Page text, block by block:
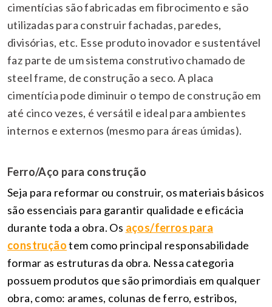
cimentícias são fabricadas em fibrocimento e são
utilizadas para construir fachadas, paredes,
divisórias, etc. Esse produto inovador e sustentável
faz parte de um sistema construtivo chamado de
steel frame, de construção a seco. A placa
cimentícia pode diminuir o tempo de construção em
até cinco vezes, é versátil e ideal para ambientes
internos e externos (mesmo para áreas úmidas).
Ferro/Aço para construção
Seja para reformar ou construir, os materiais básicos
são essenciais para garantir qualidade e eficácia
durante toda a obra. Os aços/ferros para
construçãotem como principal responsabilidade
formar as estruturas da obra. Nessa categoria
possuem produtos que são primordiais em qualquer
obra, como: arames, colunas de ferro, estribos,